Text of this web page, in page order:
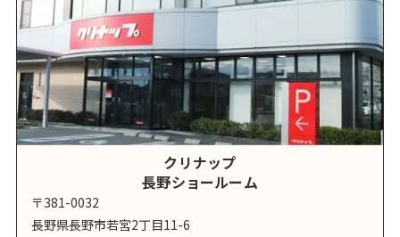
クリナップ
長野ショールーム
〒381-0032
長野県長野市若宮2丁目11-6